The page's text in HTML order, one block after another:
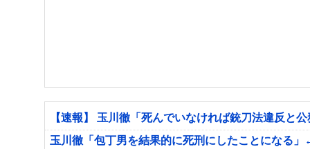
【速報】 玉川徹「死んでいなければ銃刀法違反と
玉川徹「包丁男を結果的に死刑にしたことになる